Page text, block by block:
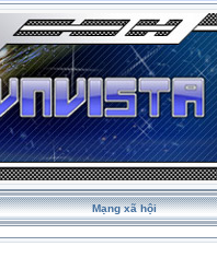
Mạng xã hội